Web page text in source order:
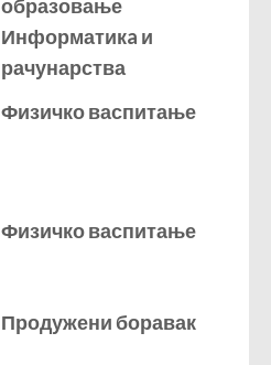
образовање
Информатикa и
рачунарства
Физичко васпитање
Физичко васпитање
Продужени боравак